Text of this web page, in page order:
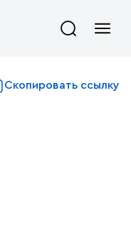
Скопировать ссылку